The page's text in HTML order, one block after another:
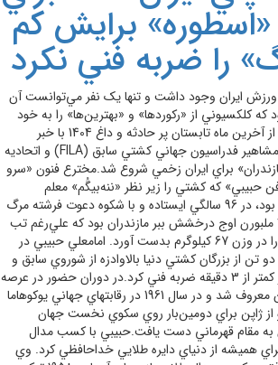
«اسطوره» برايش کم
را ضربه فني نکرد
ورزش ايران وجود داشت و تنها يک نفر مي‌توانست آن
که کلکسيوني از «رکوردها» و «بهترين‌ها» را به خود
اختصاص داده بود.صبح دومين روز از آخرين ماه تابستان پر حادثه و داغ 1404 با خبر
درگذشت امامعلي حبيبي عضو تالار مشاهير فدراسيون جهاني کشتي سابق (FILA) و اتحاديه
براي ايران زخمي شروع شد.مخترع فنون «سرو
که کشتي را زير نظر «ننه‌بيگُم» معلم
قرآني‌اش در مکتب‌خانه شروع کرده بود، در 96 سالگي ايستاده و با شکوه دعوت فرشته مرگ
را لبيک گفت.بازي‌هاي المپيک 1956 ملبورن اوج درخشش ببر مازندران بود که علي‌رغم تب
شديد مدال طلاي اين رويداد بزرگ را در وزن 67 کيلوگرم بدست آورد. امامعلي حبيبي در
مسابقات جهاني تهران در سال 1959 دو تن از بزرگان کشتي دنيا بالاوادزه از شوروي سابق و
اسماعيل اوغان از ترکيه را مجموعاً در کمتر از 3 دقيقه ضربه فني کرد.در دوران حضور در عرصه
کشتي به سريع‌ترين کشتي‌گير جهان معروف شد و در سال 1961 در رقابتهاي جهاني يوکوهاما
از ژاپن براي دومين‌بار روي سکوي نخست جهان
به مقام قهرماني دست يافت.حبيبي با کسب مدال
جهاني 1962 توليدو براي هميشه از دنياي دايره طلايي خداحافظي کرد. وي